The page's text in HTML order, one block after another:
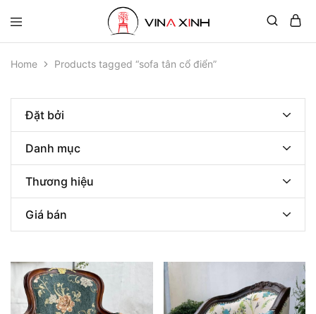
Home Products tagged “sofa tân cổ điển”
Đặt bởi
Danh mục
Thương hiệu
Giá bán